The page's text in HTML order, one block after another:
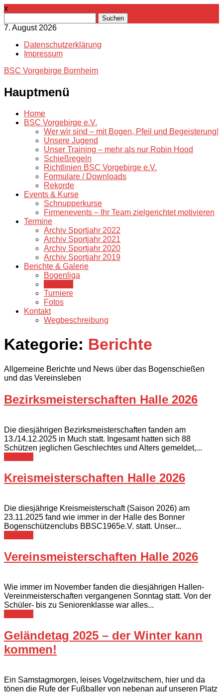
x
nach:
7. August 2026
Datenschutzerklärung
Impressum
BSC Vorgebirge Bornheim
Hauptmenü
Zum
Inhalt
Home
BSC Vorgebirge e.V.
Wer wir sind – mit Bogen, Pfeil und Begeisterung!
Unsere Jugend
Unser Training – mehr als nur Robin Hood
Schießregeln
Richtlinien BSC Vorgebirge e.V.
Formulare / Downloads
Rekorde
Events & Kurse
Schnupperkurse
Firmenevents – Ihr Team zielgerichtet motivieren
Termine
Archiv Sportjahr 2022
Archiv Sportjahr 2021
Archiv Sportjahr 2020
Archiv Sportjahr 2019
Berichte & Galerie
Bogenliga
Turniere
Fotos
Kontakt
Wegbeschreibung
Kategorie: Berichte
Allgemeine Berichte und News über das Bogenschießen
und das Vereinsleben
Bezirksmeisterschaften Halle 2026
Die diesjährigen Bezirksmeisterschaften fanden am
13./14.12.2025 in Much statt. Ingesamt hatten sich 88
Schützen jeglichen Geschlechtes und Alters gemeldet,...
Kreismeisterschaften Halle 2026
Die diesjährige Kreismeisterschaft (Saison 2026) am
23.11.2025 fand wie immer in der Halle des Bonner
Bogenschützenclubs BBSC1965e.V. statt. Unser...
Vereinsmeisterschaften Halle 2026
Wie immer im November fanden die diesjährigen Hallen-
Vereinmeisterschaften vergangenen Sonntag statt. Von der
Schüler- bis zu Seniorenklasse war alles...
Geländetag 2025 – der Winter kann
kommen!
Ein Samstagmorgen, leises Vogelzwitschern, hier und da
tönen die Rufe der Fußballer von nebenan auf unseren Platz